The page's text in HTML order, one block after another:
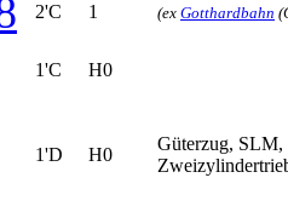
2'C 1 (ex Gotthardbahn
1'C H0
1'D H0
Güterzug, SLM,